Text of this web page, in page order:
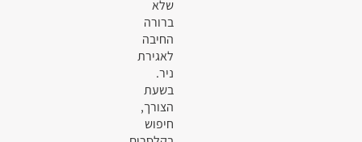
שלא
ברורה
החיבה
לאגירת
ניר.
בשעת
הצורך,
חיפוש